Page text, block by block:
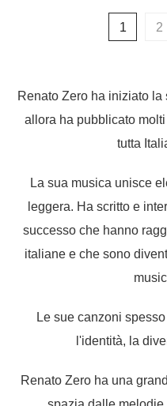
1 2
Renato Zero ha iniziato
allora ha pubblicato
tutta
La sua musica unisce
leggera. Ha scritto e
successo che hanno
italiane e che sono
Le sue canzoni
l'identità, la
Renato Zero ha una